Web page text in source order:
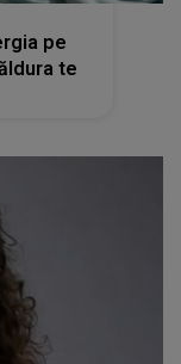
pe
te